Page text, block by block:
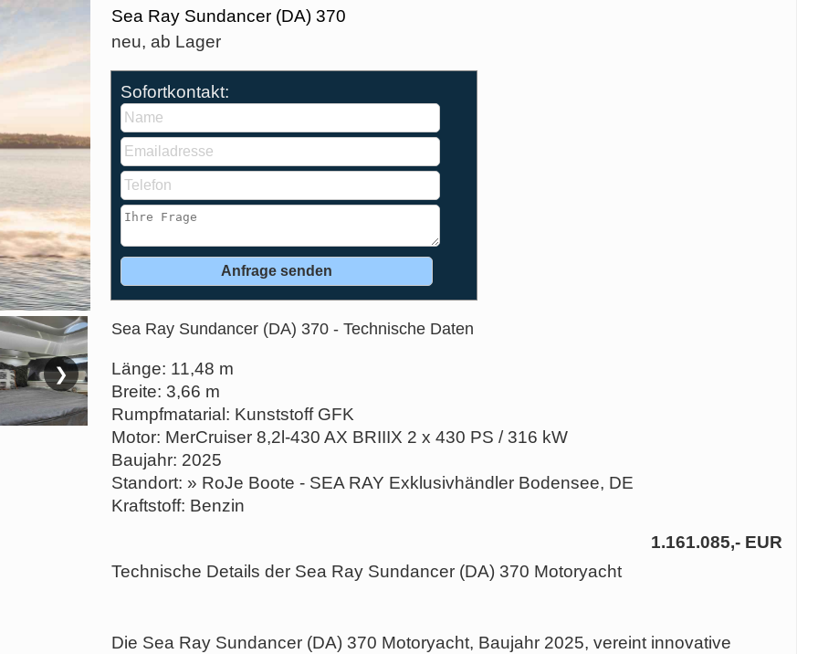
❯
Sea Ray Sundancer (DA) 370
neu, ab Lager
Sofortkontakt:
Sea Ray Sundancer (DA) 370 - Technische Daten
Länge: 11,48 m
Breite: 3,66 m
Rumpfmatarial: Kunststoff GFK
Motor: MerCruiser 8,2l-430 AX BRIIIX 2 x 430 PS / 316 kW
Baujahr: 2025
Standort: » RoJe Boote - SEA RAY Exklusivhändler Bodensee, DE
Kraftstoff: Benzin
1.161.085,- EUR
Technische Details der Sea Ray Sundancer (DA) 370 Motoryacht
Die Sea Ray Sundancer (DA) 370 Motoryacht, Baujahr 2025, vereint innovative